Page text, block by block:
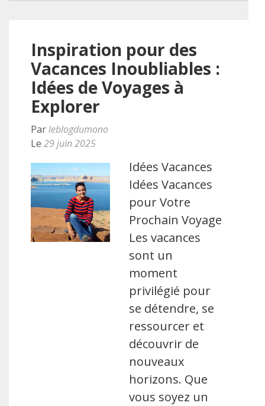
Inspiration pour des
Vacances Inoubliables :
Idées de Voyages à
Explorer
Parleblogdumono
Le 29 juin 2025
Idées Vacances
Idées Vacances
pour Votre
Prochain Voyage
Les vacances
sont un
moment
privilégié pour
se détendre, se
ressourcer et
découvrir de
nouveaux
horizons. Que
vous soyez un